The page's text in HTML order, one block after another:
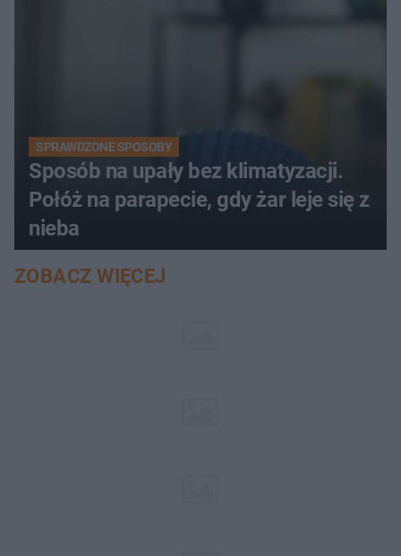
SPRAWDZONE SPOSOBY
Sposób na upały bez klimatyzacji.
Połóż na parapecie, gdy żar leje się z
nieba
ZOBACZ WIĘCEJ